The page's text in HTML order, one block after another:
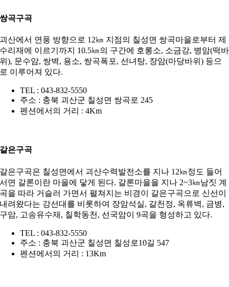
쌍곡구곡
괴산에서 연풍 방향으로 12㎞ 지점의 칠성면 쌍곡마을로부터 제
수리재에 이르기까지 10.5㎞의 구간에 호롱소, 소금강, 병암(떡바
위), 문수암, 쌍벽, 용소, 쌍곡폭포, 선녀탕, 장암(마당바위) 등으
로 이루어져 있다.
TEL : 043-832-5550
주소 : 충북 괴산군 칠성면 쌍곡로 245
펜션에서의 거리 : 4Km
갈은구곡
갈은구곡은 칠성면에서 괴산수력발전소를 지나 12㎞정도 들어
서면 갈론이란 마을에 닿게 된다. 갈론마을을 지나 2~3㎞남짓 계
곡을 따라 거슬러 가면서 펼쳐지는 비경이 갈은구곡으로 신선이
내려왔다는 강선대를 비롯하여 장암석실, 갈천정, 옥류벽, 금병,
구암, 고송유수재, 칠학동천, 선국암이 9곡을 형성하고 있다.
TEL : 043-832-5550
주소 : 충북 괴산군 칠성면 칠성로10길 547
펜션에서의 거리 : 13Km